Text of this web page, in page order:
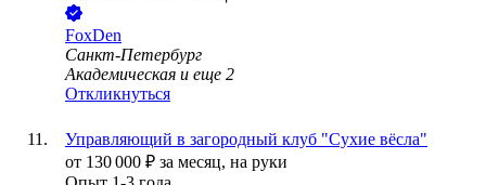
FoxDen
Санкт-Петербург
Академическая и еще 2
Откликнуться
Управляющий в загородный клуб "Сухие вёсла"
от 130 000 ₽ за месяц, на руки